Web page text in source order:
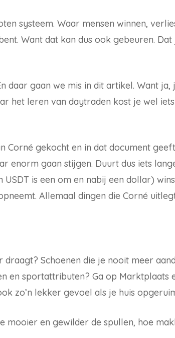
systeem. Waar mensen winnen,
Want dat kan dus ook gebeuren.
daar gaan we mis in dit artikel. Want ja,
het leren van daytraden kost je wel
gekocht en in dat document
enorm gaan stijgen. Duurt dus iets
is een om en nabij een dollar)
Allemaal dingen die Corné
Schoenen die je nooit meer
en sportattributen? Ga op Marktplaats
zo’n lekker gevoel als je huis
mooier en gewilder de spullen, hoe